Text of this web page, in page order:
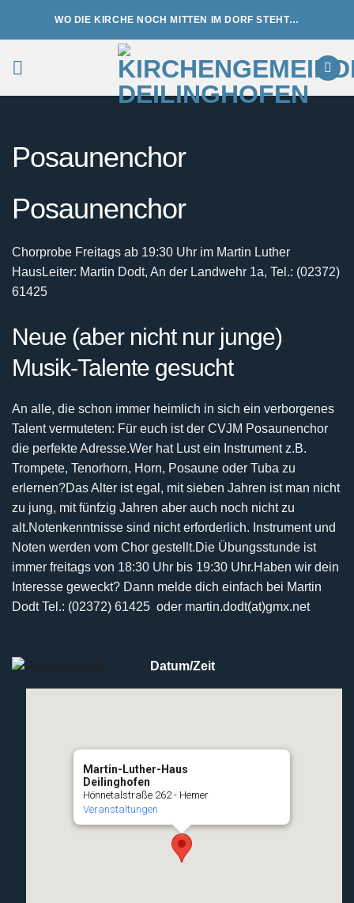
WO DIE KIRCHE NOCH MITTEN IM DORF STEHT…
Posaunenchor
Posaunenchor
Chorprobe Freitags ab 19:30 Uhr im Martin Luther
HausLeiter: Martin Dodt, An der Landwehr 1a, Tel.: (02372)
61425
Neue (aber nicht nur junge)
Musik-Talente gesucht
An alle, die schon immer heimlich in sich ein verborgenes
Talent vermuteten: Für euch ist der CVJM Posaunenchor
die perfekte Adresse.Wer hat Lust ein Instrument z.B.
Trompete, Tenorhorn, Horn, Posaune oder Tuba zu
erlernen?Das Alter ist egal, mit sieben Jahren ist man nicht
zu jung, mit fünfzig Jahren aber auch noch nichtzu
alt.Notenkenntnisse sind nicht erforderlich. Instrument und
Noten werden vom Chor gestellt.Die Übungsstunde ist
immer freitags von 18:30 Uhr bis 19:30 Uhr.Haben wir dein
Interesse geweckt? Dann melde dich einfach bei Martin
Dodt Tel.: (02372) 61425 oder martin.dodt(at)gmx.net
Martin-Luther-Haus
Deilinghofen
Hönnetalstraße 262 - Hemer
Veranstaltungen
Datum/Zeit